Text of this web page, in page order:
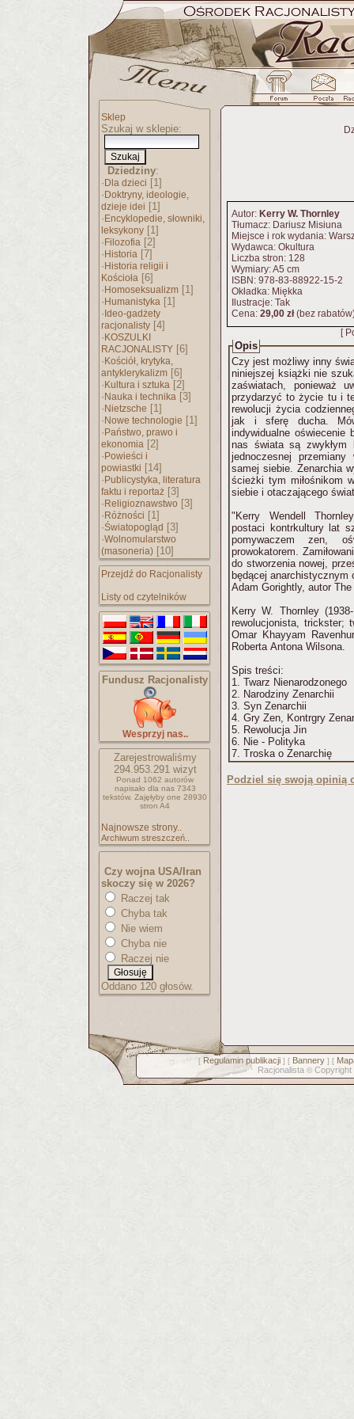
Sklep
Szukaj w sklepie:
Dziedziny:
· Dla dzieci [1]
· Doktryny, ideologie,
dzieje idei [1]
· Encyklopedie, słowniki,
leksykony [1]
· Filozofia [2]
· Historia [7]
· Historia religii i
Kościoła [6]
· Homoseksualizm [1]
· Humanistyka [1]
· Ideo-gadżety
racjonalisty [4]
· KOSZULKI
RACJONALISTY [6]
· Kościół, krytyka,
antyklerykalizm [6]
· Kultura i sztuka [2]
· Nauka i technika [3]
· Nietzsche [1]
· Nowe technologie [1]
· Państwo, prawo i
ekonomia [2]
· Powieści i
powiastki [14]
· Publicystyka, literatura
faktu i reportaż [3]
· Religioznawstwo [3]
· Różności [1]
·Światopogląd [3]
·Wolnomularstwo
(masoneria) [10]
Przejdź do Racjonalisty
Listy od czytelników
Fundusz Racjonalisty
Wesprzyj nas..
Zarejestrowaliśmy
294.953.291wizyt
Ponad 1062 autorów
napisało dla nas 7343
tekstów. Zajęłyby one 28930
stron A4
Najnowsze strony..
Archiwum streszczeń..
Czy wojna USA/Iran
skoczy się w 2026?
Raczej tak
Chyba tak
Nie wiem
Chyba nie
Raczej nie
Oddano 120 głosów.
Autor: Kerry W. Thornley
Tłumacz: Dariusz Misiuna
Miejsce i rok wydania:
Wydawca: Okultura
Liczba stron: 128
Wymiary: A5 cm
ISBN: 978-83-88922-15-2
Okładka: Miękka
Ilustracje: Tak
Cena: 29,00 zł(bez
[
Opis
Czy jest możliwy inny
niniejszej książki nie
zaświatach, ponieważ
przydarzyć to życie tu i
rewolucji życia
jak i sferę ducha.
indywidualne oświecenie
nas świata są zwykłym
jednoczesnej przemiany
samej siebie. Zenarchia
ścieżki tym miłośnikom
siebie i otaczającego
"Kerry Wendell
postaci kontrkultury lat
pomywaczem zen,
prowokatorem.
do stworzenia nowej,
będącej anarchistycznym
Adam Gorightly, autor
Kerry W. Thornley
rewolucjonista, trickster;
Omar Khayyam
Roberta Antona Wilsona.
Spis treści:
1. Twarz Nienarodzonego
2. Narodziny Zenarchii
3. Syn Zenarchii
4. Gry Zen, Kontrgry
5. Rewolucja Jin
6. Nie - Polityka
7. Troska o Zenarchię
Podziel się swoją opinią
[ Regulamin publikacji] [ Bannery] [
Racjonalista © Copyright